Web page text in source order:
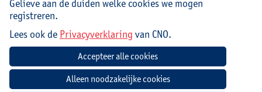
aantrekkelijke rapporten
03-02-2027 -
Bootstrap Advanced: interactieve
componenten en templates
JavaScript Essentials: de basis van
interactief webdesign (Front-end)
Gelieve aan de duiden welke cookies we mogen
registreren.
Lees ook de Privacyverklaring van CNO.